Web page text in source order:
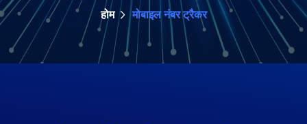
होम मोबाइल नंबर ट्रैकर